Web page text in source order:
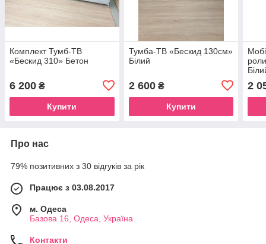
Комплект Тумб-ТВ
«Бескид 310» Бетон
6 200 ₴
Купити
Тумба-ТВ «Бескид 130см»
Білий
2 600₴
Купити
2
Про нас
79% позитивних з 30 відгуків за рік
Працює з 03.08.2017
м. Одеса
Базова 16, Одеса, Україна
Контакти